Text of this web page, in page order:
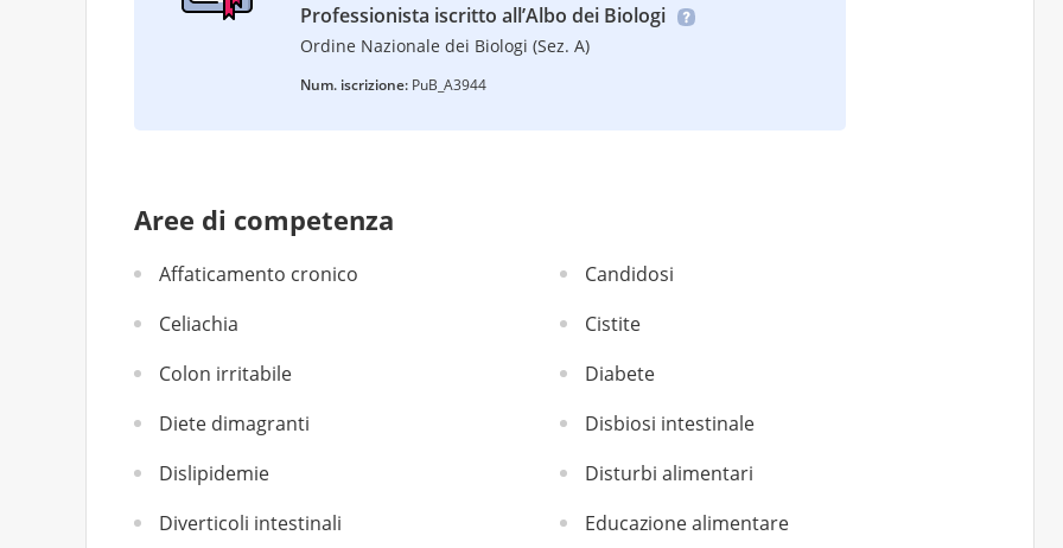
Professionista iscritto all’Albo dei Biologi
Ordine Nazionale dei Biologi (Sez. A)
Num. iscrizione: PuB_A3944
Aree di competenza
Affaticamento cronico
Candidosi
Celiachia
Cistite
Colon irritabile
Diabete
Diete dimagranti
Disbiosi intestinale
Dislipidemie
Disturbi alimentari
Diverticoli intestinali
Educazione alimentare